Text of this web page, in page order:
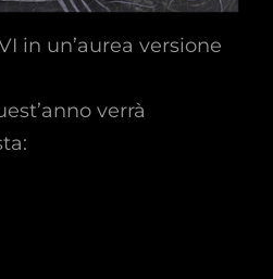
in un’aurea versione
verrà